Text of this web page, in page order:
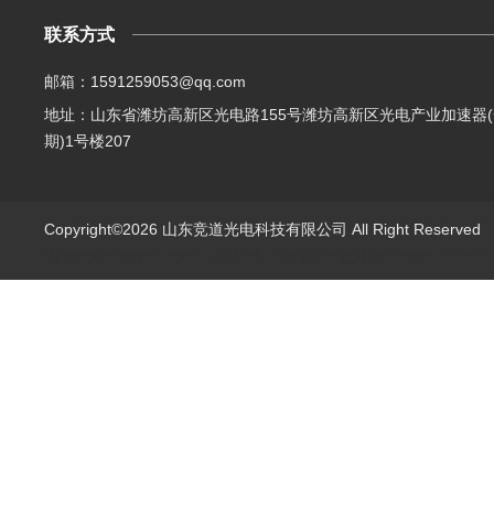
联系方式
邮箱：1591259053@qq.com
地址：山东省潍坊高新区光电路155号潍坊高新区光电产业加速器
期)1号楼207
Copyright©2026 山东竞道光电科技有限公司 All Right